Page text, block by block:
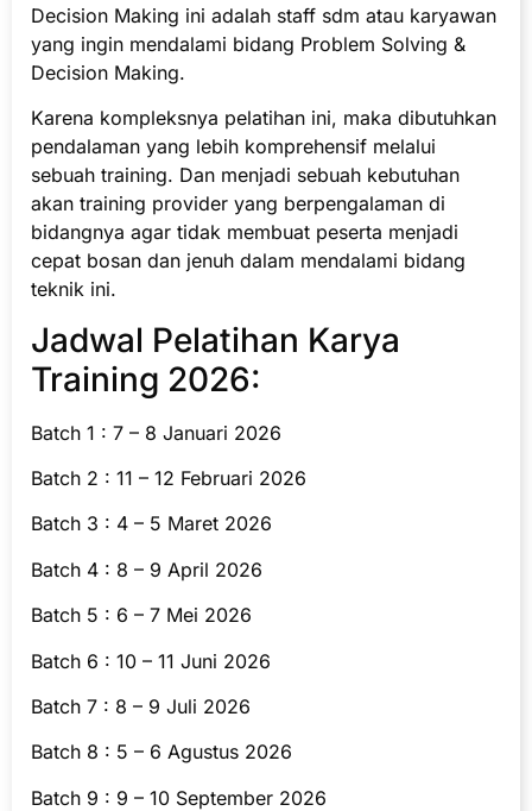
Decision Making ini adalah staff sdm atau karyawan
yang ingin mendalami bidang Problem Solving &
Decision Making.
Karena kompleksnya pelatihan ini, maka dibutuhkan
pendalaman yang lebih komprehensif melalui
sebuah training. Dan menjadi sebuah kebutuhan
akan training provider yang berpengalaman di
bidangnya agar tidak membuat peserta menjadi
cepat bosan dan jenuh dalam mendalami bidang
teknik ini.
Jadwal Pelatihan Karya
Training 2026:
Batch 1 : 7 – 8 Januari 2026
Batch 2 : 11 – 12 Februari 2026
Batch 3 : 4 – 5 Maret 2026
Batch 4 : 8 – 9 April 2026
Batch 5 : 6 – 7 Mei 2026
Batch 6 : 10 – 11 Juni 2026
Batch 7 : 8 – 9 Juli 2026
Batch 8 : 5 – 6 Agustus 2026
Batch 9 : 9 – 10 September 2026